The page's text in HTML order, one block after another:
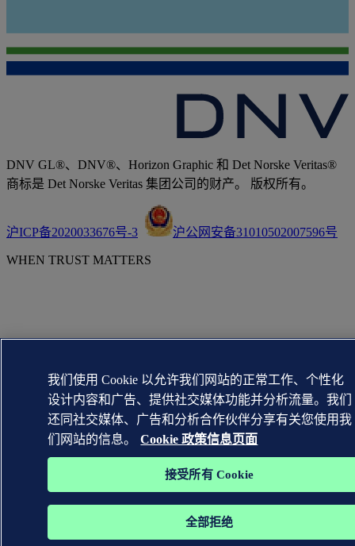
DNV GL®、DNV®、Horizon Graphic 和 Det Norske Veritas®
商标是 Det Norske Veritas 集团公司的财产。 版权所有。
沪ICP备2020033676号-3 沪公网安备31010502007596号
WHEN TRUST MATTERS
我们使用 Cookie 以允许我们网站的正常工作、个性化
设计内容和广告、提供社交媒体功能并分析流量。我们
还同社交媒体、广告和分析合作伙伴分享有关您使用我
们网站的信息。
Cookie 政策信息页面
接受所有 Cookie
全部拒绝